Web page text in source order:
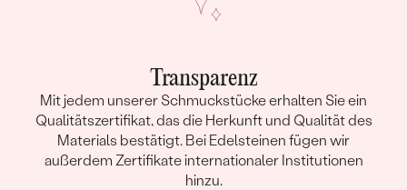
Transparenz
Mit jedem unserer Schmuckstücke erhalten Sie ein
Qualitätszertifikat, das die Herkunft und Qualität des
Materials bestätigt. Bei Edelsteinen fügen wir
außerdem Zertifikate internationaler Institutionen
hinzu.